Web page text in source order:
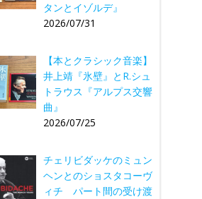
タンとイゾルデ』
2026/07/31
【本とクラシック音楽】
井上靖『氷壁』とR.シュ
トラウス『アルプス交響
曲』
2026/07/25
チェリビダッケのミュン
ヘンとのショスタコーヴ
ィチ パート間の受け渡